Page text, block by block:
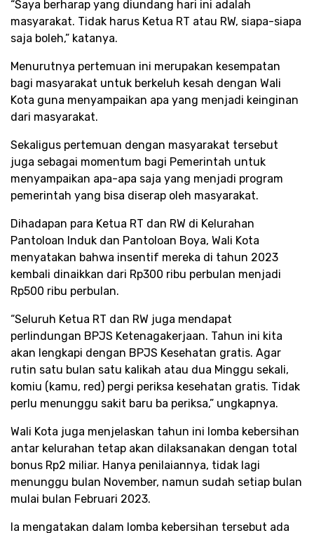
“Saya berharap yang diundang hari ini adalah
masyarakat. Tidak harus Ketua RT atau RW, siapa-siapa
saja boleh,” katanya.
Menurutnya pertemuan ini merupakan kesempatan
bagi masyarakat untuk berkeluh kesah dengan Wali
Kota guna menyampaikan apa yang menjadi keinginan
dari masyarakat.
Sekaligus pertemuan dengan masyarakat tersebut
juga sebagai momentum bagi Pemerintah untuk
menyampaikan apa-apa saja yang menjadi program
pemerintah yang bisa diserap oleh masyarakat.
Dihadapan para Ketua RT dan RW di Kelurahan
Pantoloan Induk dan Pantoloan Boya, Wali Kota
menyatakan bahwa insentif mereka di tahun 2023
kembali dinaikkan dari Rp300 ribu perbulan menjadi
Rp500 ribu perbulan.
“Seluruh Ketua RT dan RW juga mendapat
perlindungan BPJS Ketenagakerjaan. Tahun ini kita
akan lengkapi dengan BPJS Kesehatan gratis. Agar
rutin satu bulan satu kalikah atau dua Minggu sekali,
komiu (kamu, red) pergi periksa kesehatan gratis. Tidak
perlu menunggu sakit baru ba periksa,” ungkapnya.
Wali Kota juga menjelaskan tahun ini lomba kebersihan
antar kelurahan tetap akan dilaksanakan dengan total
bonus Rp2 miliar. Hanya penilaiannya, tidak lagi
menunggu bulan November, namun sudah setiap bulan
mulai bulan Februari 2023.
Ia mengatakan dalam lomba kebersihan tersebut ada